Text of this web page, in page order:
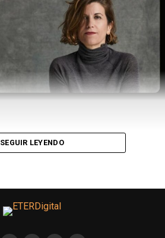
SEGUIR LEYENDO